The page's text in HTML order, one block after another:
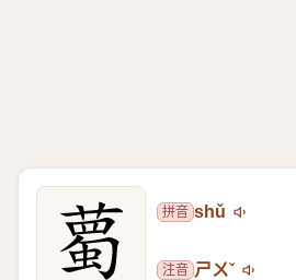
拼音 shǔ
注音 ㄕㄨˇ